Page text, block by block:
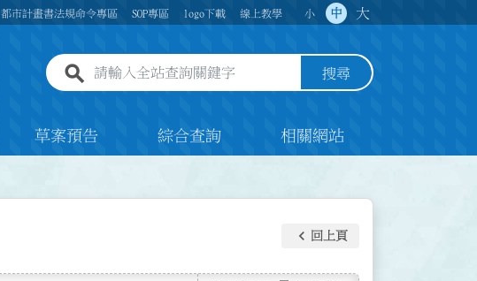
都市計畫書法規命令專區 SOP專區 logo下載 線上教學 小 中 大
全站查詢關鍵字欄位 搜尋
草案預告 綜合查詢 相關網站
keyboard_arrow_left 回上頁